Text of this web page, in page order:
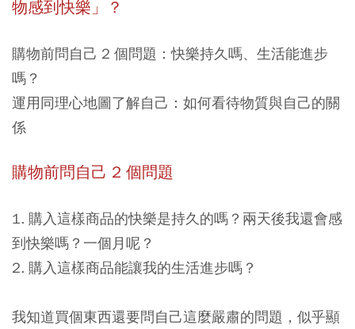
物感到快樂」？
購物前問自己 2 個問題：快樂持久嗎、生活能進步
嗎？
運用同理心地圖了解自己：如何看待物質與自己的關
係
購物前問自己 2 個問題
1. 購入這樣商品的快樂是持久的嗎？兩天後我還會感
到快樂嗎？一個月呢？
2. 購入這樣商品能讓我的生活進步嗎？
我知道買個東西還要問自己這麼嚴肅的問題，似乎顯